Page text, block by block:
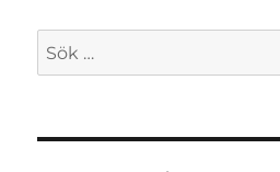
Sök
efter: